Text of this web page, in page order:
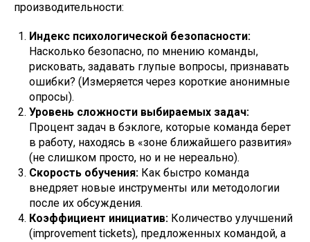
производительности:
Индекс психологической безопасности:
Насколько безопасно, по мнению команды,
рисковать, задавать глупые вопросы, признавать
ошибки? (Измеряется через короткие анонимные
опросы).
Уровень сложности выбираемых задач:
Процент задач в бэклоге, которые команда берет
в работу, находясь в «зоне ближайшего развития»
(не слишком просто, но и не нереально).
Скорость обучения: Как быстро команда
внедряет новые инструменты или методологии
после их обсуждения.
Коэффициент инициатив: Количество улучшений
(improvement tickets), предложенных командой, а